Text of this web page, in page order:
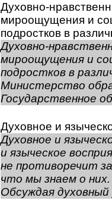
Духовно-
мироощущения и
подростков в
Духовно-
мироощущения и
подростков в
Министерство
Государственное
Духовное и
Духовное и
и языческое
не противоречит
что мы знаем о
Обсуждая духовный